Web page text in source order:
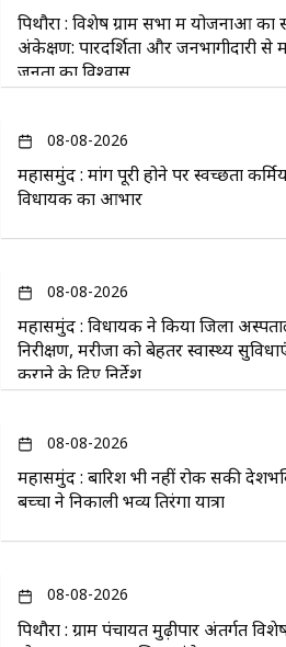
पिथौरा : विशेष ग्राम सभा में योजनाओं का
अंकेक्षण: पारदर्शिता और जनभागीदारी से
जनता का विश्वास
08-08-2026
महासमुंद : मांग पूरी होने पर स्वच्छता
विधायक का आभार
08-08-2026
महासमुंद : विधायक ने किया जिला
निरीक्षण, मरीजों को बेहतर स्वास्थ्य
कराने के दिए निर्देश
08-08-2026
महासमुंद : बारिश भी नहीं रोक सकी
बच्चों ने निकाली भव्य तिरंगा यात्रा
08-08-2026
पिथौरा : ग्राम पंचायत मुढ़ीपार अंतर्गत